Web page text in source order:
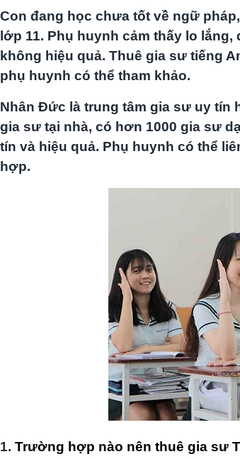
Con đang học chưa tốt về ngữ
lớp 11. Phụ huynh cảm thấy lo
không hiệu quả. Thuê gia sư tiếng
phụ huynh có thể tham khảo.
Nhân Đức là trung tâm gia sư uy tín
gia sư tại nhà, có hơn 1000 gia sư
tín và hiệu quả. Phụ huynh có thể
hợp.
1. Trường hợp nào nên thuê gia sư